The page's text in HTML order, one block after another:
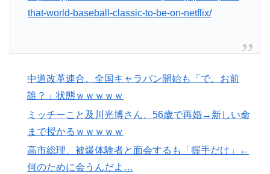
▶ 海外「素晴らしい！」日本が買収したUSスチール驚異
韓国人「フランスの有力紙も大韓サッカー協会前代未聞
展してしまう‥」
▶ 韓国人「日本メディアが大型台風13号が急カーブで韓国
方面に向かって来ると予報！」→「予想外の進路‥」
▶
大地震が起きても手術をやり遂げる日本の医療チーム、
海外でも凄すぎると絶賛
▶ 大地震が起きても手術をやり遂げる日本の医療チーム、
that-world-baseball-classic-to-be-on-netflix/
中道改革連合、全国キャラバン開始も「で、お前
誰？」状態ｗｗｗｗｗ
ミッチーこと及川光博さん、56歳で再婚→新しい命
まで授かるｗｗｗｗｗ
高市総理、被爆体験者と面会するも「握手だけ」←
何のために会うんだよ…